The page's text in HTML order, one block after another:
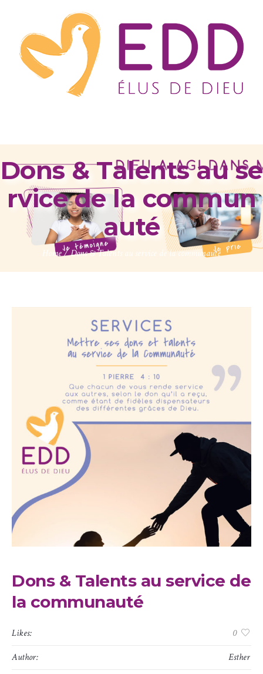
Dons & Talents au se
rvice de la commun
auté
Home/Dons & Talents au service de la communauté
Dons & Talents au service de
la communauté
Likes:
0
Author:
Esther